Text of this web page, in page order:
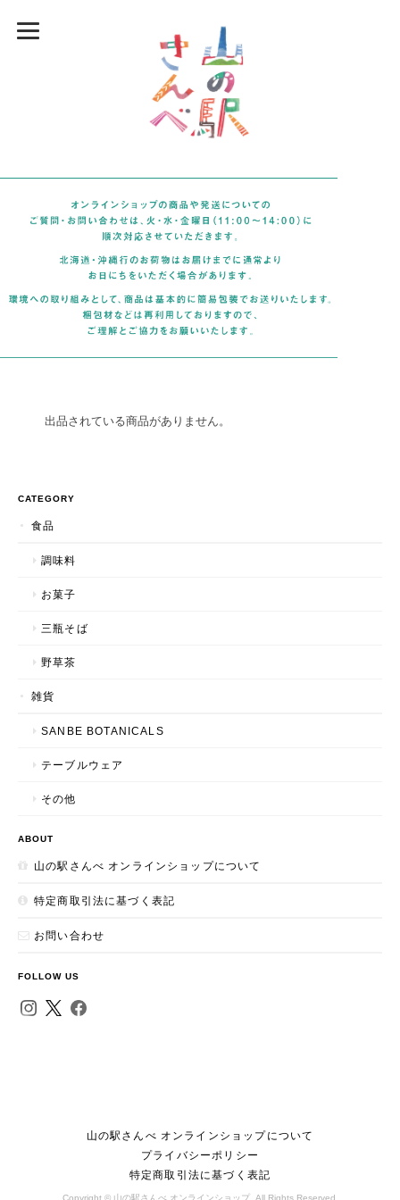
出品されている商品がありません。
CATEGORY
食品
調味料
お菓子
三瓶そば
野草茶
雑貨
SANBE BOTANICALS
テーブルウェア
その他
ABOUT
山の駅さんべ オンラインショップについて
特定商取引法に基づく表記
お問い合わせ
FOLLOW US
山の駅さんべ オンラインショップについて
プライバシーポリシー
特定商取引法に基づく表記
Copyright © 山の駅さんべ オンラインショップ. All Rights Reserved.